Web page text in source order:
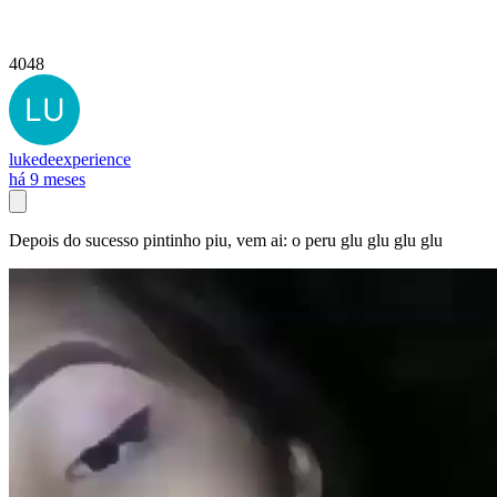
4048
lukedeexperience
há 9 meses
Depois do sucesso pintinho piu, vem ai: o peru glu glu glu glu